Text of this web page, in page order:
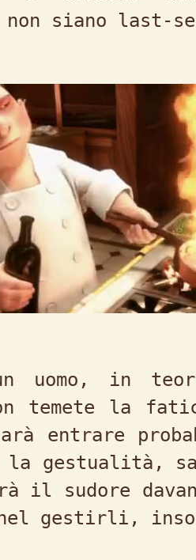
non siano last-
uomo, in
temete la
entrare
la gestualità,
il sudore
nel gestirli,